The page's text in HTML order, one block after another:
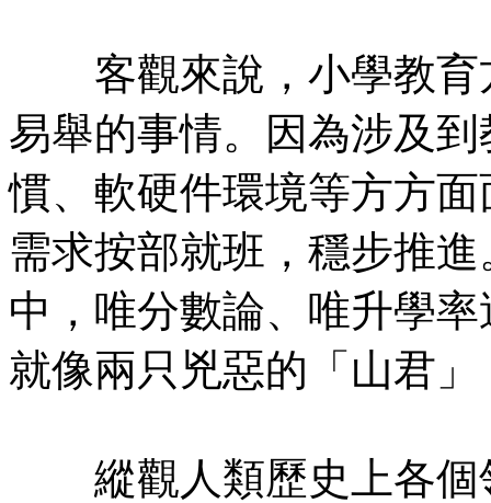
客觀來說，小學教育
易舉的事情。因為涉及
慣、軟硬件環境等方方
需求按部就班，穩步推
中，唯分數論、唯升學
就像兩只兇惡的「山君
縱觀人類歷史上各個